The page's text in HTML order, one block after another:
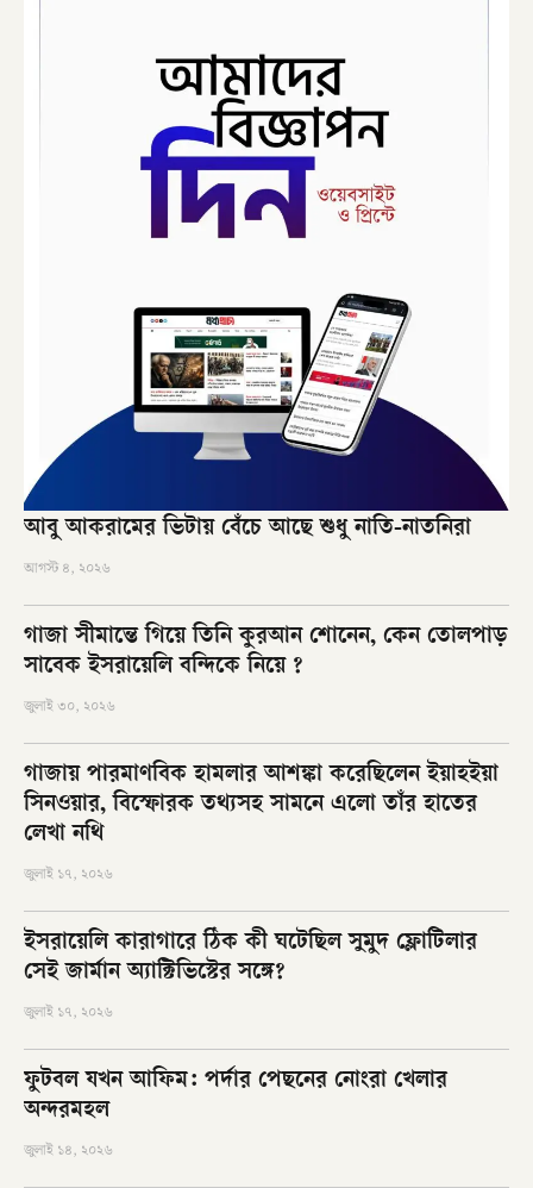
আবু আকরামের ভিটায় বেঁচে আছে শুধু নাতি-নাতনিরা
আগস্ট ৪, ২০২৬
গাজা সীমান্তে গিয়ে তিনি কুরআন শোনেন, কেন তোলপাড়
সাবেক ইসরায়েলি বন্দিকে নিয়ে ?
জুলাই ৩০, ২০২৬
গাজায় পারমাণবিক হামলার আশঙ্কা করেছিলেন ইয়াহইয়া
সিনওয়ার, বিস্ফোরক তথ্যসহ সামনে এলো তাঁর হাতের
লেখা নথি
জুলাই ১৭, ২০২৬
ইসরায়েলি কারাগারে ঠিক কী ঘটেছিল সুমুদ ফ্লোটিলার
সেই জার্মান অ্যাক্টিভিস্টের সঙ্গে?
জুলাই ১৭, ২০২৬
ফুটবল যখন আফিম: পর্দার পেছনের নোংরা খেলার
অন্দরমহল
জুলাই ১৪, ২০২৬